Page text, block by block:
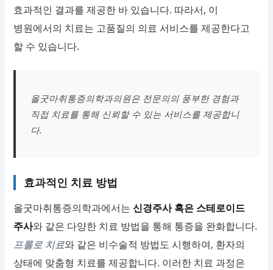
효과적인 결과를 제공한 바 있습니다. 따라서, 이
병원에서의 치료는 고품질의 의료 서비스를 제공한다고
할 수 있습니다.
올굿마취통증의학과의원은 전문의의 풍부한 경험과
직접 치료를 통해 신뢰할 수 있는 서비스를 제공합니
다.
효과적인 치료 방법
올굿마취통증의학과에서는신경주사 혹은 스테로이드
주사와 같은 다양한 치료 방법을 통해 통증을 완화합니다.
프롤로 치료와 같은 비수술적 방법도 시행하여, 환자의
상태에 맞춤형 치료를 제공합니다. 이러한 치료 과정은